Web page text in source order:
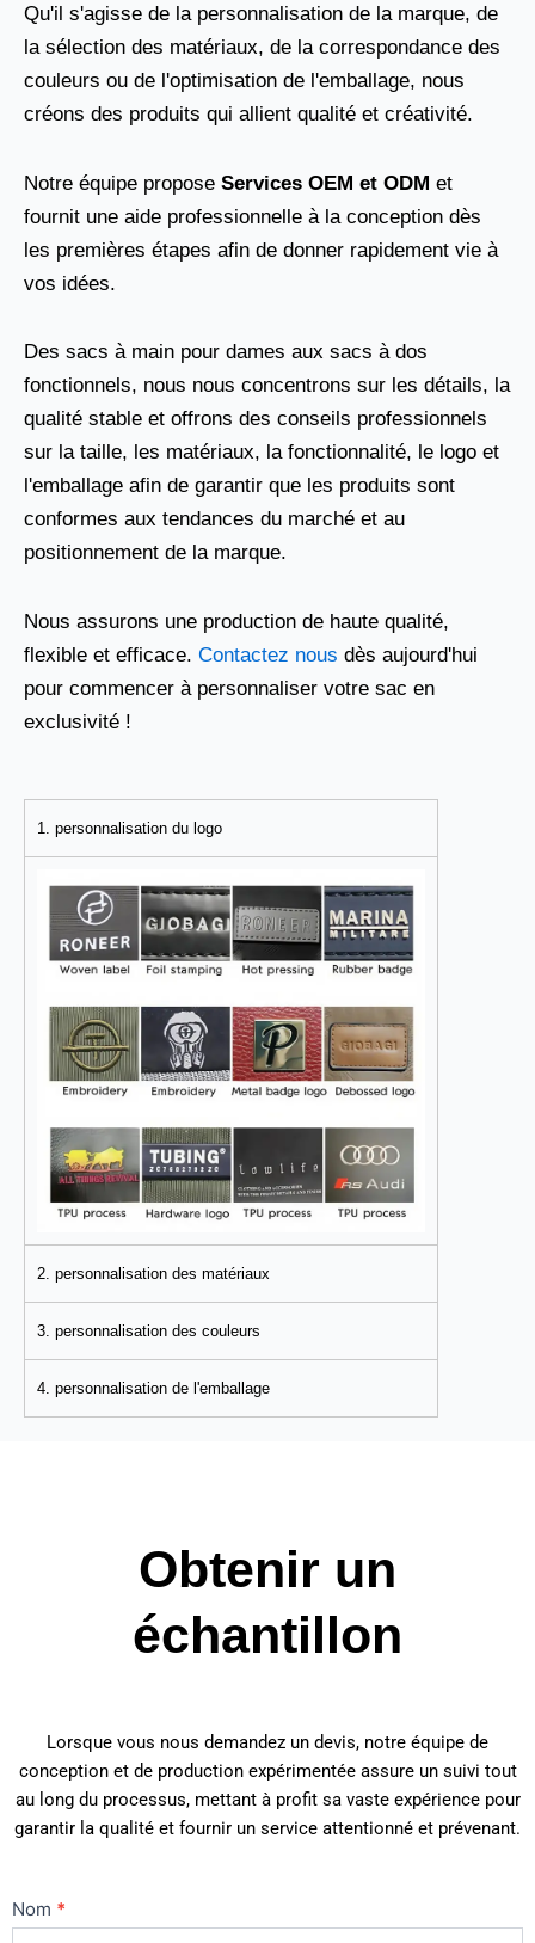
Qu'il s'agisse de la personnalisation de la marque, de
la sélection des matériaux, de la correspondance des
couleurs ou de l'optimisation de l'emballage, nous
créons des produits qui allient qualité et créativité.
Notre équipe propose Services OEM et ODM et
fournit une aide professionnelle à la conception dès
les premières étapes afin de donner rapidement vie à
vos idées.
Des sacs à main pour dames aux sacs à dos
fonctionnels, nous nous concentrons sur les détails, la
qualité stable et offrons des conseils professionnels
sur la taille, les matériaux, la fonctionnalité, le logo et
l'emballage afin de garantir que les produits sont
conformes aux tendances du marché et au
positionnement de la marque.
Nous assurons une production de haute qualité,
flexible et efficace. Contactez nous dès aujourd'hui
pour commencer à personnaliser votre sac en
exclusivité !
1. personnalisation du logo
2. personnalisation des matériaux
3. personnalisation des couleurs
4. personnalisation de l'emballage
Obtenir un
échantillon
Lorsque vous nous demandez un devis, notre équipe de
conception et de production expérimentée assure un suivi tout
au long du processus, mettant à profit sa vaste expérience pour
garantir la qualité et fournir un service attentionné et prévenant.
Nous
contacter
Nom *